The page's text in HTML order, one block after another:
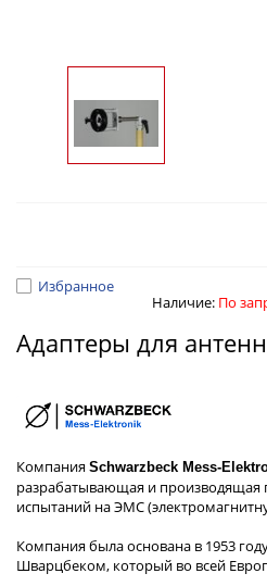
Избранное
Наличие: По
Адаптеры для
Компания Schwarzbeck Mess-
разрабатывающая и производящая
испытаний на ЭМС
Компания была основана в 1953
Шварцбеком, который во всей